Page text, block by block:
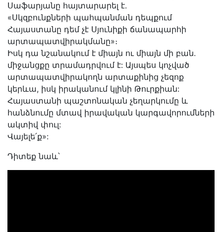
Սաֆարյանը հայտարարել է.
«Սկզբունքների պահպանման դեպքում
Հայաստանը դեմ չէ Սյունիքի ճանապարհի
արտապատվիրակմանը»։
Իսկ դա նշանակում է միայն ու միայն մի բան.
միջանցքը տրամադրվում է: Այսպես կոչված
արտապատվիրակողն արտաքինից չեզոք
կերևա, իսկ իրականում կլինի Թուրքիան:
Հայաստանի պաշտոնական չեղարկումը և
հանձնումը մտավ իրավական կարգավորումների
ակտիվ փուլ:
Վայելե՛ք»:
Դիտեք նաև՝